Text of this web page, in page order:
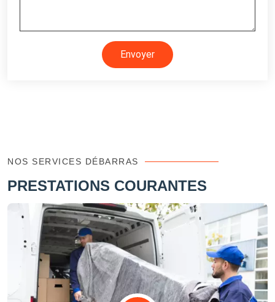
Envoyer
NOS SERVICES DÉBARRAS
PRESTATIONS COURANTES